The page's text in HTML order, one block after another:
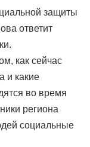
защиты
ответит
как сейчас
и какие
во время
региона
социальные